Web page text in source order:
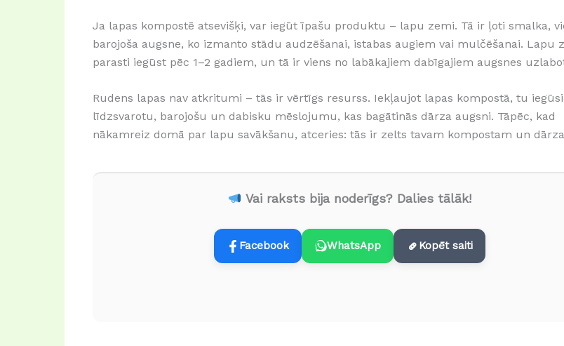
Ja lapas kompostē atsevišķi, var iegūt īpašu produktu – lapu zemi. Tā ir ļoti smalka,
barojoša augsne, ko izmanto stādu audzēšanai, istabas augiem vai mulčēšanai. Lapu
parasti iegūst pēc 1–2 gadiem, un tā ir viens no labākajiem dabīgajiem augsnes
Rudens lapas nav atkritumi – tās ir vērtīgs resurss. Iekļaujot lapas kompostā, tu iegūsi
līdzsvarotu, barojošu un dabisku mēslojumu, kas bagātinās dārza augsni. Tāpēc, kad
nākamreiz domā par lapu savākšanu, atceries: tās ir zelts tavam kompostam un
Vai raksts bija noderīgs? Dalies tālāk!
Facebook WhatsApp Kopēt saiti